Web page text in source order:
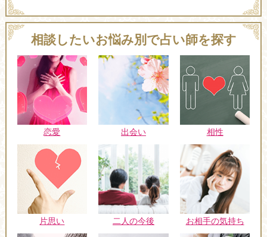
相談したいお悩み別で占い師を探す
恋愛 出会い 相性
片思い 二人の今後 お相手の気持ち